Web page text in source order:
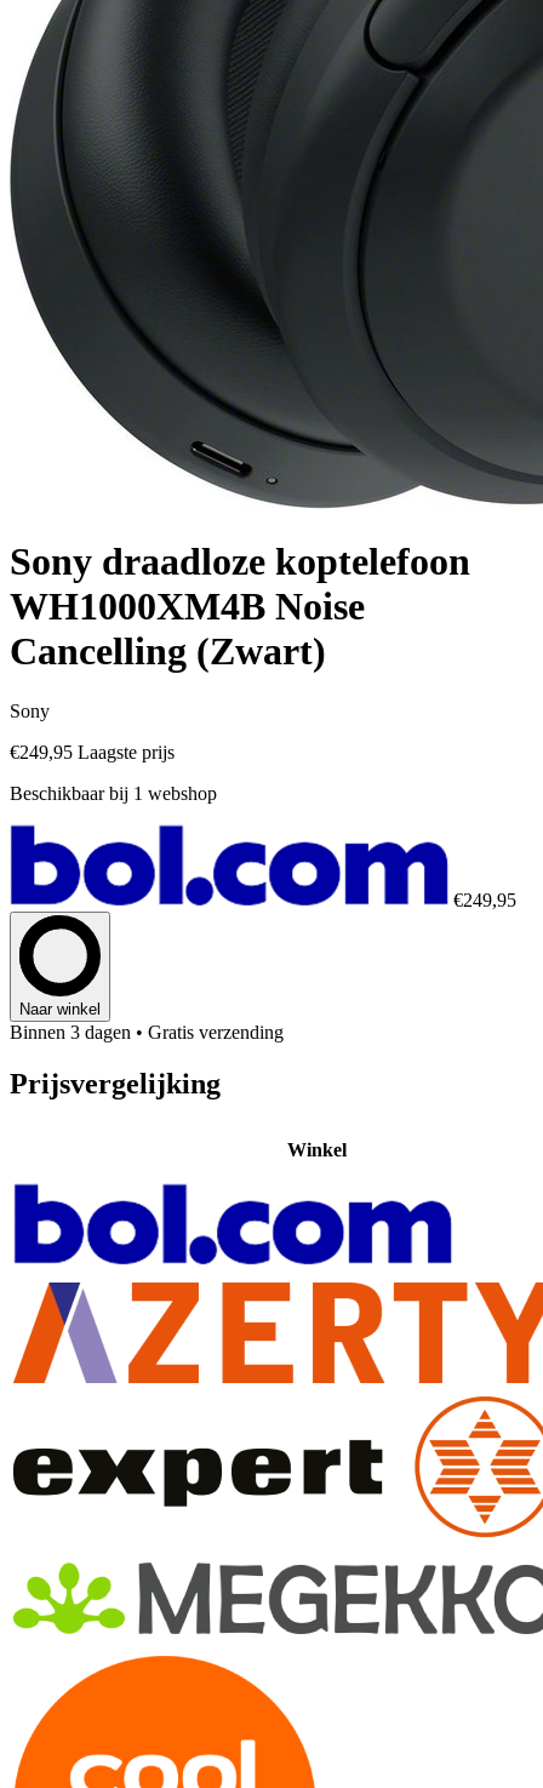
Sony draadloze koptelefoon
WH1000XM4B Noise
Cancelling (Zwart)
Sony
€249,95 Laagste prijs
Beschikbaar bij 1 webshop
€249,95
Naar winkel
Binnen 3 dagen • Gratis verzending
Prijsvergelijking
Winkel